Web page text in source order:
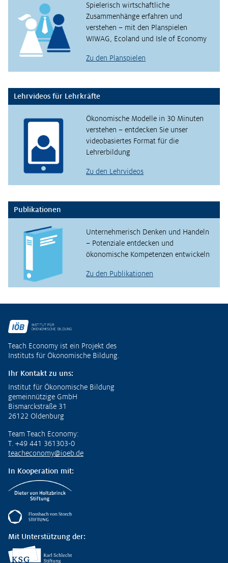
Spielerisch wirtschaftliche
Zusammenhänge erfahren und
verstehen – mit den Planspielen
WIWAG, Ecoland und Isle of Economy
Zu den Planspielen
Lehrvideos für Lehrkräfte
Ökonomische Modelle in 30 Minuten
verstehen – entdecken Sie unser
videobasiertes Format für die
Lehrerbildung
Zu den Lehrvideos
Publikationen
Unternehmerisch Denken und Handeln
– Potenziale entdecken und
ökonomische Kompetenzen entwickeln
Zu den Publikationen
Teach Economy ist ein Projekt des
Instituts für Ökonomische Bildung.
Ihr Kontakt zu uns:
Institut für Ökonomische Bildung
gemeinnützige GmbH
Bismarckstraße 31
26122 Oldenburg
Team Teach Economy:
T. +49 441 361303-0
teacheconomy@ioeb.de
In Kooperation mit:
Mit Unterstützung der: